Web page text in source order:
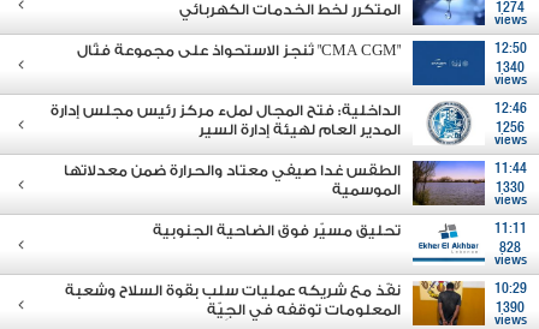
1274
views
المتكرر لخط الخدمات الكهربائي
12:50
1340
views
"CMA CGM" تُنجز الاستحواذ على مجموعة فتّال
12:46
1256
views
الداخلية: فتح المجال لملء مركز رئيس مجلس إدارة
المدير العام لهيئة إدارة السير
11:44
1330
views
الطقس غدا صيفي معتاد والحرارة ضمن معدلاتها
الموسمية
11:11
828
views
تحليق مسيّر فوق الضاحية الجنوبية
10:29
1390
views
نفّذ مع شريكه عمليات سلب بقوة السلاح وشعبة
المعلومات توقفه في الجِيّة